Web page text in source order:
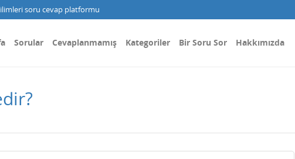
soru cevap platformu
Sorular Cevaplanmamış Kategoriler Bir Soru Sor Hakkımızda